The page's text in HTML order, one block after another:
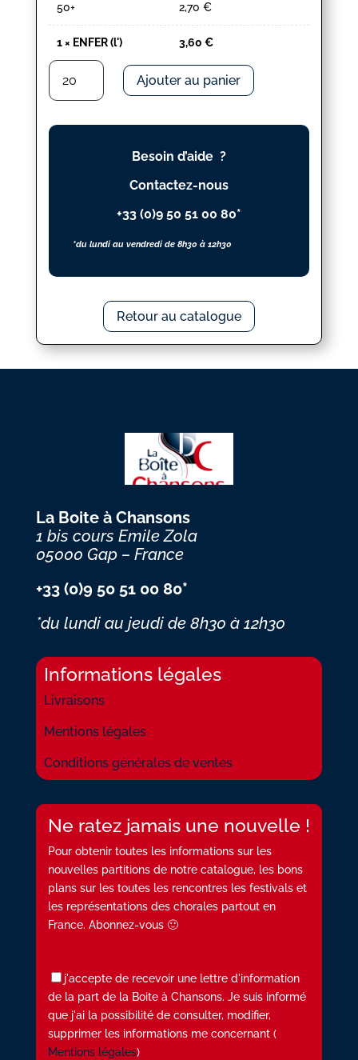
50+ 2,70 €
1× ENFER (l') 3,60 €
quantité
ENFER
(l')
Ajouter au panier
Besoin d’aide ?
Contactez-nous
+33 (0)9 50 51 00 80*
*du lundi au vendredi de 8h30 à 12h30
Retour au catalogue
La Boite à Chansons
1 bis cours Emile Zola
05000 Gap – France
+33 (0)9 50 51 00 80*
*du lundi au jeudi de 8h30 à 12h30
Informations légales
Livraisons
Mentions légales
Conditions générales de ventes
Ne ratez jamais une nouvelle !
Pour obtenir toutes les informations sur les
nouvelles partitions de notre catalogue, les bons
plans sur les toutes les rencontres les festivals et
les représentations des chorales partout en
France. Abonnez-vous 🙂
j'accepte de recevoir une lettre d'information
de la part de la Boite à Chansons. Je suis informé
que j'ai la possibilité de consulter, modifier,
supprimer les informations me concernant (
Mentions légales)